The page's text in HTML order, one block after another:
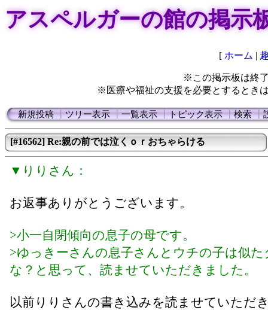
アスペルガーの館の掲示
[ ホーム |
※この掲示板は終
※医療や福祉の支援を必要とするとき
新規投稿┃ツリー表示┃一覧表示┃トピック表示┃検索┃
[#16562] Re:親の前では泣くｏｒおちゃらける
▼りりさん：
お返事ありがとうございます。
>小一自閉傾向の息子の母です。
>ゆっきーさんの息子さんとウチの子は似
な？と思って、読ませていただきました。
以前りりさんの書き込みを読ませていただ